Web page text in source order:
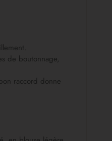
de boutonnage,
raccord donne